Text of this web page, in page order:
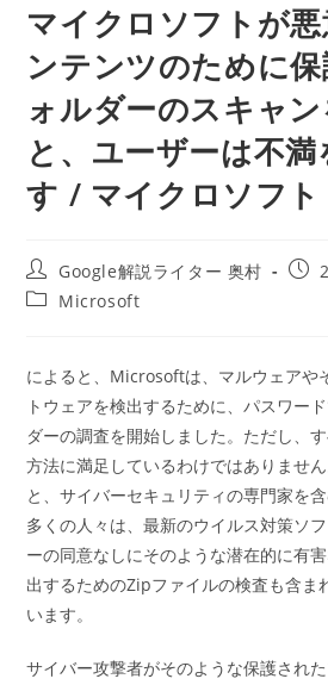
マイクロソフトが
ンテンツのために
ォルダーのスキャ
と、ユーザーは不満
す / マイクロソフト
投
稿
者:
Google解説ライター 奥村
投
投
テ
ゴ
リ
ー:
Microsoft
によると、Microsoftは、マルウェアや
トウェアを検出するために、パスワー
ダーの調査を開始しました。ただし、
方法に満足しているわけではありませ
と、サイバーセキュリティの専門家を
多くの人々は、最新のウイルス対策ソ
ーの同意なしにそのような潜在的に有
出するためのZipファイルの検査も含ま
います。
サイバー攻撃者がそのような保護され